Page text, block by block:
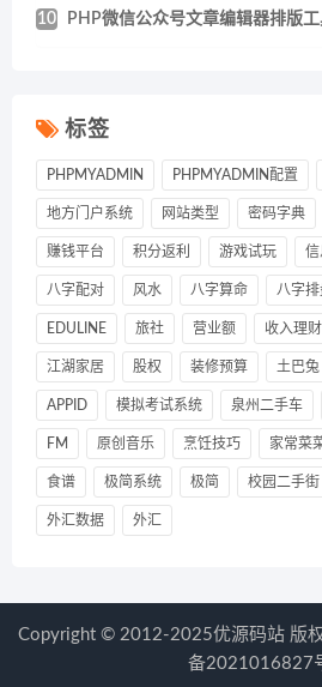
10 PHP微信公众号文章编辑器排版
标签
PHPMYADMIN PHPMYADMIN配置
地方门户系统 网站类型 密码字典
赚钱平台 积分返利 游戏试玩 信
八字配对 风水 八字算命 八字排
EDULINE 旅社 营业额 收入理财
江湖家居 股权 装修预算 土巴兔
APPID 模拟考试系统 泉州二手车
FM 原创音乐 烹饪技巧 家常菜
食谱 极简系统 极简 校园二手街
外汇数据 外汇
Copyright © 2012-2025优源码站 版权
备2021016827